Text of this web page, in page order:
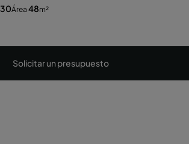
30Área48m²
Solicitar un presupuesto